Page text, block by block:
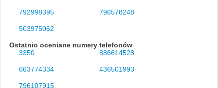
792998395 796578248
503975062
Ostatnio oceniane numery telefonów
3350
886614528
663774334 436501993
796107915